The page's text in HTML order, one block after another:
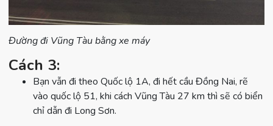
Đường đi Vũng Tàu bằng xe máy
Cách 3:
Bạn vẫn đi theo Quốc lộ 1A, đi hết cầu Đồng Nai, rẽ
vào quốc lộ 51, khi cách Vũng Tàu 27 km thì sẽ có biển
chỉ dẫn đi Long Sơn.